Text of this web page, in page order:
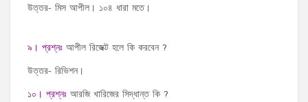
উত্তর- মিস আপীল। ১০৪ ধারা মতে।
৯। প্রশ্নঃ আপীল রিজেক্ট হলে কি করবেন ?
উত্তর- রিভিশন।
১০। প্রশ্নঃ আরজি খারিজের সিদ্ধান্ত কি ?